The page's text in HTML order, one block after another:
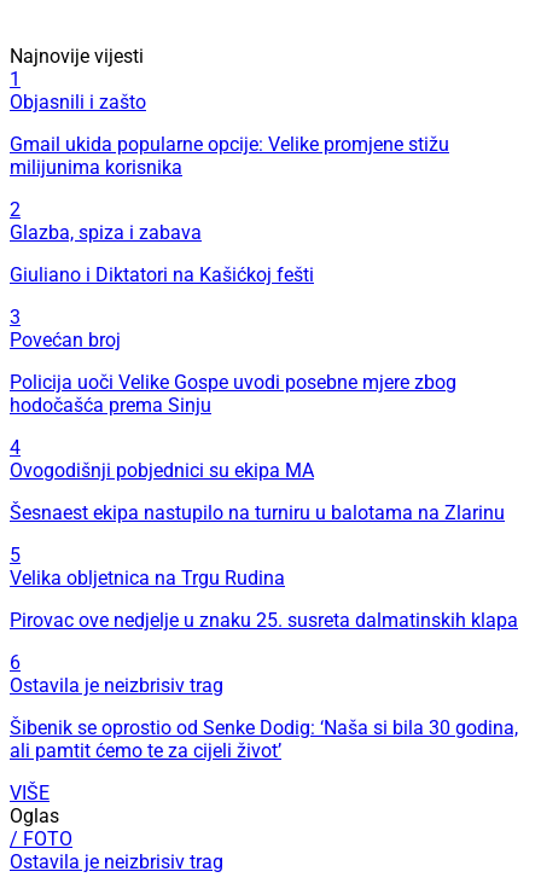
Najnovije vijesti
1
Objasnili i zašto
Gmail ukida popularne opcije: Velike promjene stižu
milijunima korisnika
2
Glazba, spiza i zabava
Giuliano i Diktatori na Kašićkoj fešti
3
Povećan broj
Policija uoči Velike Gospe uvodi posebne mjere zbog
hodočašća prema Sinju
4
Ovogodišnji pobjednici su ekipa MA
Šesnaest ekipa nastupilo na turniru u balotama na Zlarinu
5
Velika obljetnica na Trgu Rudina
Pirovac ove nedjelje u znaku 25. susreta dalmatinskih klapa
6
Ostavila je neizbrisiv trag
Šibenik se oprostio od Senke Dodig: ‘Naša si bila 30 godina,
ali pamtit ćemo te za cijeli život’
VIŠE
Oglas
/ FOTO
Ostavila je neizbrisiv trag